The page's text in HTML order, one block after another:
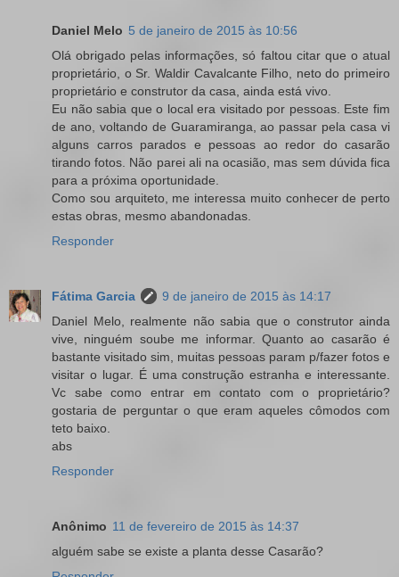
Daniel Melo 5 de janeiro de 2015 às 10:56
Olá obrigado pelas informações, só faltou citar que o atual
proprietário, o Sr. Waldir Cavalcante Filho, neto do primeiro
proprietário e construtor da casa, ainda está vivo.
Eu não sabia que o local era visitado por pessoas. Este fim
de ano, voltando de Guaramiranga, ao passar pela casa vi
alguns carros parados e pessoas ao redor do casarão
tirando fotos. Não parei ali na ocasião, mas sem dúvida fica
para a próxima oportunidade.
Como sou arquiteto, me interessa muito conhecer de perto
estas obras, mesmo abandonadas.
Responder
Fátima Garcia
9 de janeiro de 2015 às 14:17
Daniel Melo, realmente não sabia que o construtor ainda
vive, ninguém soube me informar. Quanto ao casarão é
bastante visitado sim, muitas pessoas param p/fazer fotos e
visitar o lugar. É uma construção estranha e interessante.
Vc sabe como entrar em contato com o proprietário?
gostaria de perguntar o que eram aqueles cômodos com
teto baixo.
abs
Responder
Anônimo 11 de fevereiro de 2015 às 14:37
alguém sabe se existe a planta desse Casarão?